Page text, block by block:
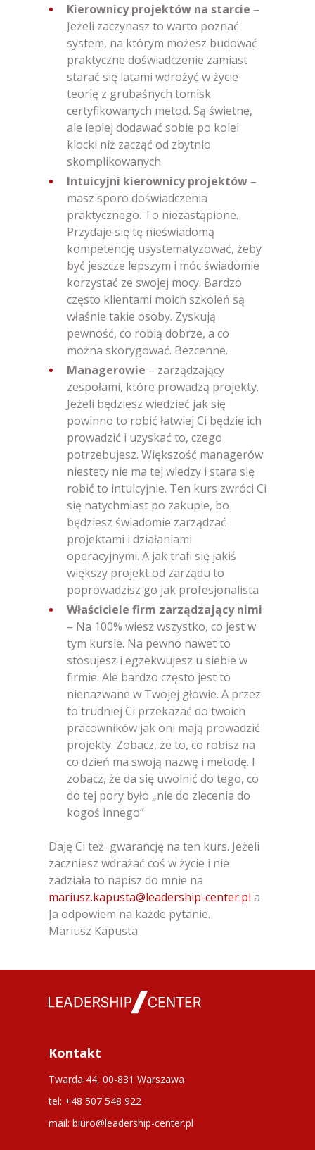
Kierownicy projektów na starcie –
Jeżeli zaczynasz to warto poznać
system, na którym możesz budować
praktyczne doświadczenie zamiast
starać się latami wdrożyć w życie
teorię z grubaśnych tomisk
certyfikowanych metod. Są świetne,
ale lepiej dodawać sobie po kolei
klocki niż zacząć od zbytnio
skomplikowanych
Intuicyjni kierownicy projektów –
masz sporo doświadczenia
praktycznego. To niezastąpione.
Przydaje się tę nieświadomą
kompetencję usystematyzować, żeby
być jeszcze lepszym i móc świadomie
korzystać ze swojej mocy. Bardzo
często klientami moich szkoleń są
właśnie takie osoby. Zyskują
pewność, co robią dobrze, a co
można skorygować. Bezcenne.
Managerowie – zarządzający
zespołami, które prowadzą projekty.
Jeżeli będziesz wiedzieć jak się
powinno to robić łatwiej Ci będzie ich
prowadzić i uzyskać to, czego
potrzebujesz. Większość managerów
niestety nie ma tej wiedzy i stara się
robić to intuicyjnie. Ten kurs zwróci Ci
się natychmiast po zakupie, bo
będziesz świadomie zarządzać
projektami i działaniami
operacyjnymi. A jak trafi się jakiś
większy projekt od zarządu to
poprowadzisz go jak profesjonalista
Właściciele firm zarządzający nimi
– Na 100% wiesz wszystko, co jest w
tym kursie. Na pewno nawet to
stosujesz i egzekwujesz u siebie w
firmie. Ale bardzo często jest to
nienazwane w Twojej głowie. A przez
to trudniej Ci przekazać do twoich
pracowników jak oni mają prowadzić
projekty. Zobacz, że to, co robisz na
co dzień ma swoją nazwę i metodę. I
zobacz, że da się uwolnić do tego, co
do tej pory było „nie do zlecenia do
kogoś innego”
Daję Ci też gwarancję na ten kurs. Jeżeli
zaczniesz wdrażać coś w życie i nie
zadziała to napisz do mnie na
mariusz.kapusta@leadership-center.pl a
Ja odpowiem na każde pytanie.
Mariusz Kapusta
Kontakt
Twarda 44, 00-831 Warszawa
tel: +48 507 548 922
mail: biuro@leadership-center.pl